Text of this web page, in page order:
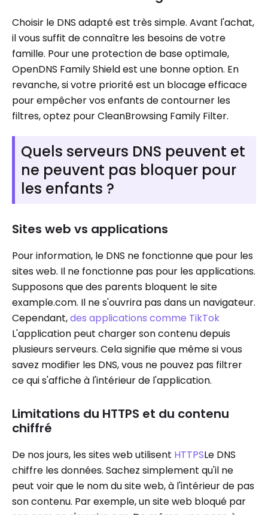
Choisir le DNS adapté est très simple. Avant l'achat,
il vous suffit de connaître les besoins de votre
famille. Pour une protection de base optimale,
OpenDNS Family Shield est une bonne option. En
revanche, si votre priorité est un blocage efficace
pour empêcher vos enfants de contourner les
filtres, optez pour CleanBrowsing Family Filter.
Quels serveurs DNS peuvent et
ne peuvent pas bloquer pour
les enfants ?
Sites web vs applications
Pour information, le DNS ne fonctionne que pour les
sites web. Il ne fonctionne pas pour les applications.
Supposons que des parents bloquent le site
example.com. Il ne s'ouvrira pas dans un navigateur.
Cependant,des applications comme TikTok
L'application peut charger son contenu depuis
plusieurs serveurs. Cela signifie que même si vous
savez modifier les DNS, vous ne pouvez pas filtrer
ce qui s'affiche à l'intérieur de l'application.
Limitations du HTTPS et du contenu
chiffré
De nos jours, les sites web utilisent HTTPSLe DNS
chiffre les données. Sachez simplement qu'il ne
peut voir que le nom du site web, à l'intérieur de pas
son contenu. Par exemple, un site web bloqué par